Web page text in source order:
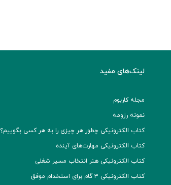
لینک‌های مفید
مجله کاربوم
نمونه رزومه
کتاب الکترونیکی چطور هر چیزی را به هر کسی بگوییم؟
کتاب الکترونیکی مهارت‌های آینده
کتاب الکترونیکی هنر انتخاب مسیر شغلی
کتاب الکترونیکی ۳ گام برای استخدام موفق